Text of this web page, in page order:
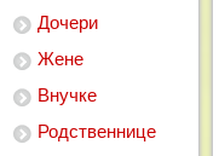
Дочери
Жене
Внучке
Родственнице